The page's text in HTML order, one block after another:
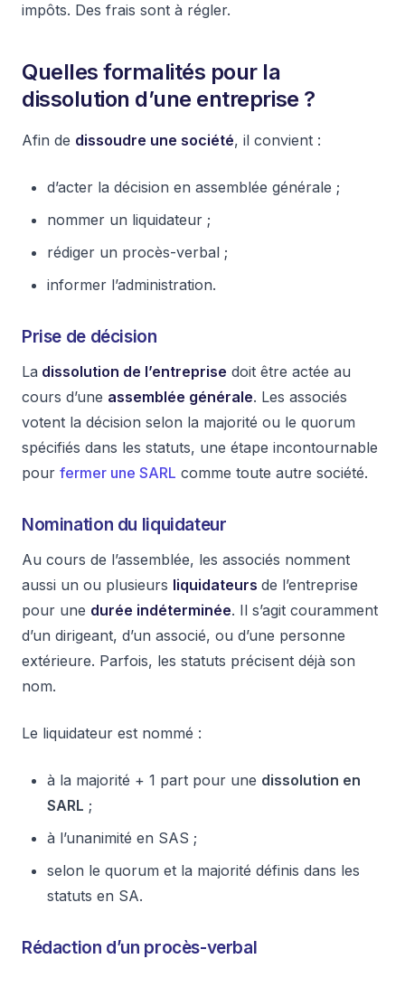
impôts. Des frais sont à régler.
Quelles formalités pour la
dissolution d’une entreprise ?
Afin de dissoudre une société, il convient :
d’acter la décision en assemblée générale ;
nommer un liquidateur ;
rédiger un procès-verbal ;
informer l’administration.
Prise de décision
La dissolution de l’entreprise doit être actée au
cours d’une assemblée générale. Les associés
votent la décision selon la majorité ou le quorum
spécifiés dans les statuts, une étape incontournable
pour fermer une SARL comme toute autre société.
Nomination du liquidateur
Au cours de l’assemblée, les associés nomment
aussi un ou plusieurs liquidateurs de l’entreprise
pour une durée indéterminée. Il s’agit couramment
d’un dirigeant, d’un associé, ou d’une personne
extérieure. Parfois, les statuts précisent déjà son
nom.
Le liquidateur est nommé :
à la majorité + 1 part pour une dissolution en
SARL ;
à l’unanimité en SAS ;
selon le quorum et la majorité définis dans les
statuts en SA.
Rédaction d’un procès-verbal